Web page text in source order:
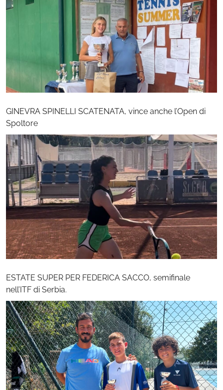
GINEVRA SPINELLI SCATENATA, vince anche l’Open di
Spoltore
ESTATE SUPER PER FEDERICA SACCO, semifinale
nell’ITF di Serbia.